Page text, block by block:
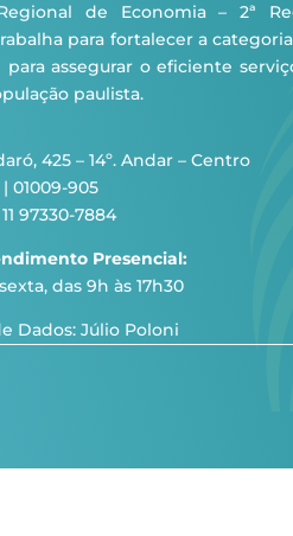
de Economia – 2ª
para fortalecer a
para assegurar o eficiente
paulista.
425 – 14º. Andar – Centro
01009-905
97330-7884
Presencial:
das 9h às 17h30
Dados: Júlio Poloni